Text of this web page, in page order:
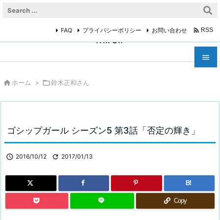
miroir



FAQ プライバシーポリシー お問い合わせ  RSS
 ホーム > 鈴木正和さん
ゴシップガール シーズン5 第3話「否定の輝き」
 2016/10/12  2017/01/13
B!
Copy